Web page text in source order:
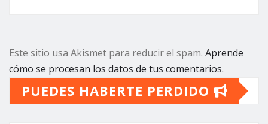
Este sitio usa Akismet para reducir el spam. Aprende
cómo se procesan los datos de tus comentarios.
PUEDES HABERTE PERDIDO